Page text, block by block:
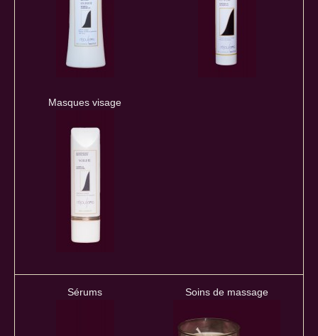
Masques visage
Sérums Soins de massage